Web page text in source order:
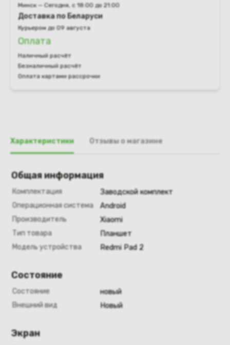
Минск — Сегодня, с 18:00 до 21:00
Доставка по Беларуси
Курьером до 09 августа
Оплата
Наличный расчёт
Безналичный расчёт
Оплата картами рассрочки
Характеристики Отзывы о магазине
Общая информация
Комплектация
Заводской комплект
Операционная система
Android
Производитель
Xiaomi
Тип товара
Планшет
Модель устройства
Redmi Pad 2
Состояние
Состояние
новый
Внешний вид
Новый
Экран